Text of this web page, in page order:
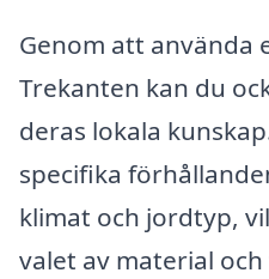
Genom att använda
Trekanten kan du
deras lokala
specifika
klimat och jordtyp,
valet av material